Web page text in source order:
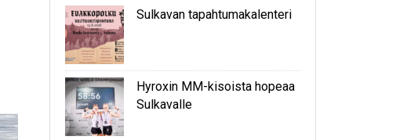
Sulkavan tapahtumakalenteri
Hyroxin MM-kisoista hopeaa
Sulkavalle